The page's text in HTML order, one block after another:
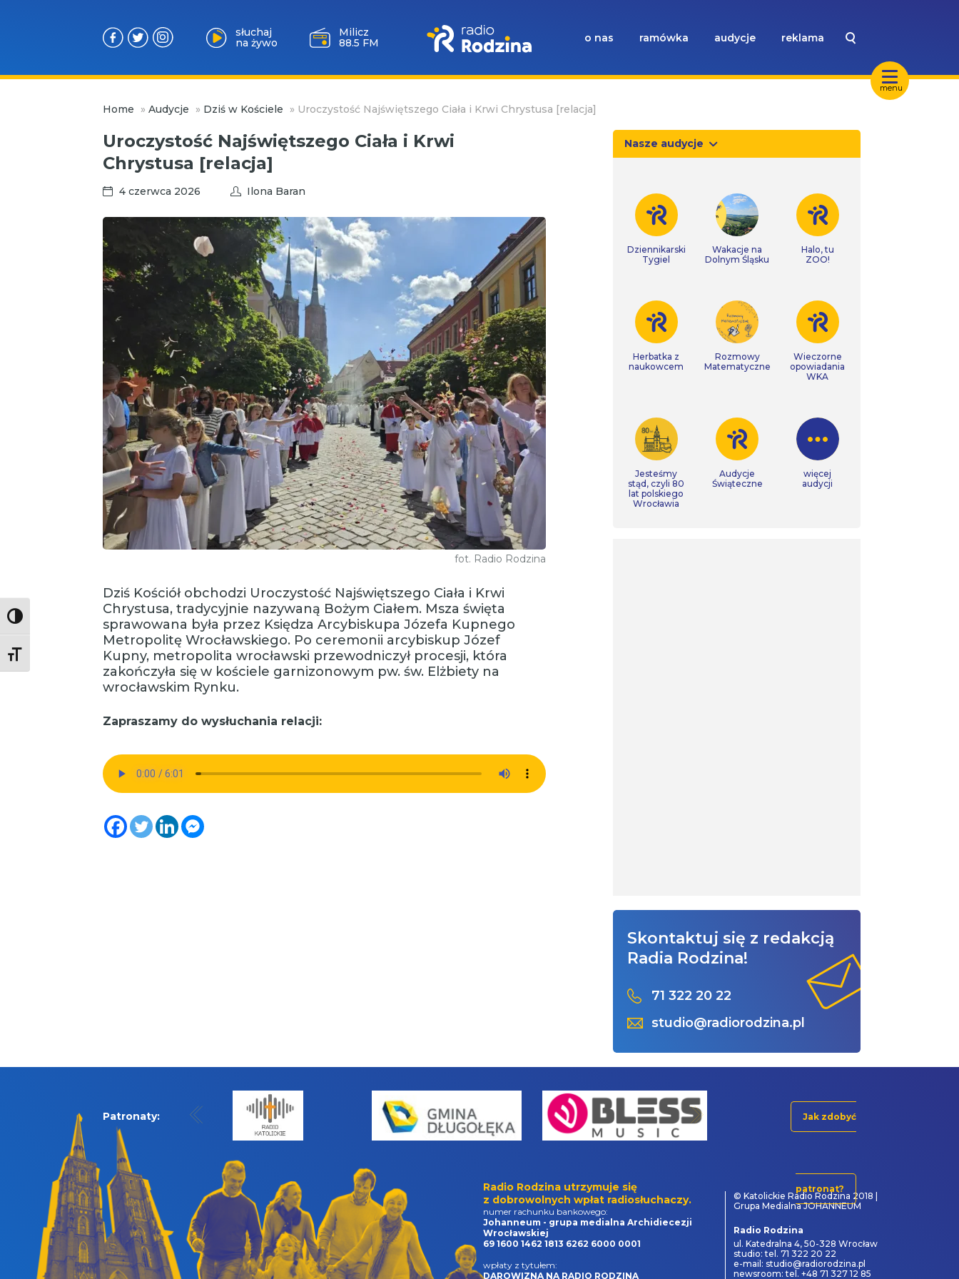
Toggle High Contrast
Toggle Font size
menu
słuchaj
na żywo
Milicz
88.5 FM
o nas ramówka audycje reklama
Home » Audycje » Dziś w Kościele » Uroczystość Najświętszego Ciała i Krwi Chrystusa [relacja]
Uroczystość Najświętszego Ciała i Krwi
Chrystusa [relacja]
4 czerwca 2026 Ilona Baran
fot. Radio Rodzina
Dziś Kościół obchodzi Uroczystość Najświętszego Ciała i Krwi
Chrystusa, tradycyjnie nazywaną Bożym Ciałem. Msza święta
sprawowana była przez Księdza Arcybiskupa Józefa Kupnego
Metropolitę Wrocławskiego. Po ceremonii arcybiskup Józef
Kupny, metropolita wrocławski przewodniczył procesji, która
zakończyła się w kościele garnizonowym pw. św. Elżbiety na
wrocławskim Rynku.
Zapraszamy do wysłuchania relacji:
Nasze audycje
Dziennikarski
Tygiel
Wakacje na
Dolnym Śląsku
Halo, tu
ZOO!
Herbatka z
naukowcem
Rozmowy
Matematyczne
Wieczorne
opowiadania
WKA
Jesteśmy
stąd, czyli 80
lat polskiego
Wrocławia
Audycje
Świąteczne
więcej
audycji
Skontaktuj się z redakcją
Radia Rodzina!
71 322 20 22
studio@radiorodzina.pl
Patronaty: Jak zdobyć
patronat?
Radio Rodzina utrzymuje się
z dobrowolnych wpłat radiosłuchaczy.
numer rachunku bankowego:
Johanneum - grupa medialna Archidiecezji
Wrocławskiej
69 1600 1462 1813 6262 6000 0001
wpłaty z tytułem:
DAROWIZNA NA RADIO RODZINA
© Katolickie Radio Rodzina 2018 |
Grupa Medialna JOHANNEUM
Radio Rodzina
ul. Katedralna 4, 50-328 Wrocław
studio: tel. 71 322 20 22
e-mail: studio@radiorodzina.pl
newsroom: tel. +48 71 327 12 85